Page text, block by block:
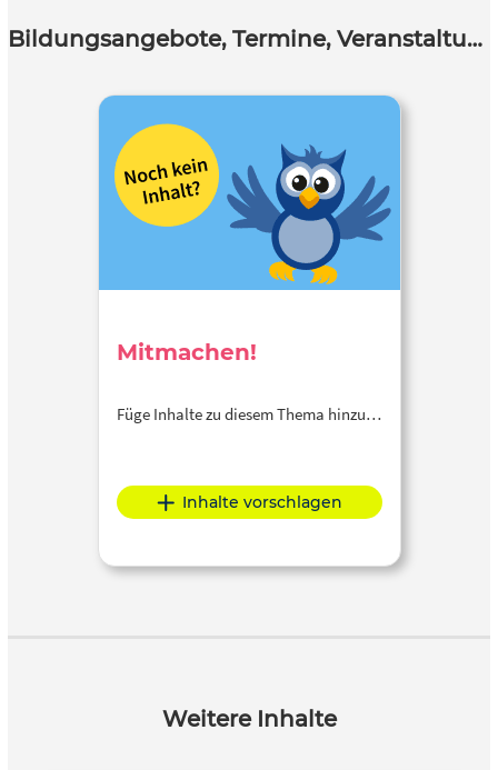
Bildungsangebote, Termine, Veranstaltungen
Mitmachen!
Füge Inhalte zu diesem Thema hinzu…
Inhalte vorschlagen
Weitere Inhalte